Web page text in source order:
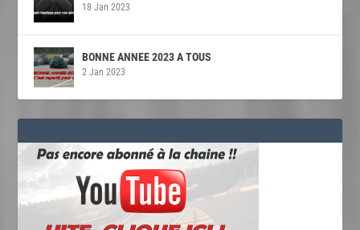
18 Jan 2023
BONNE ANNEE 2023 A TOUS
2 Jan 2023